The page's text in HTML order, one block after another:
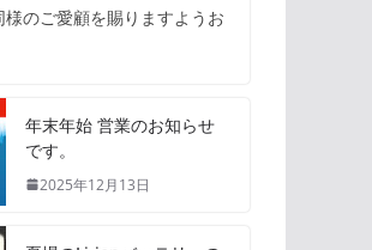
のご愛顧を賜りますようお
年末年始 営業のお知らせ
です。
2025年12月13日